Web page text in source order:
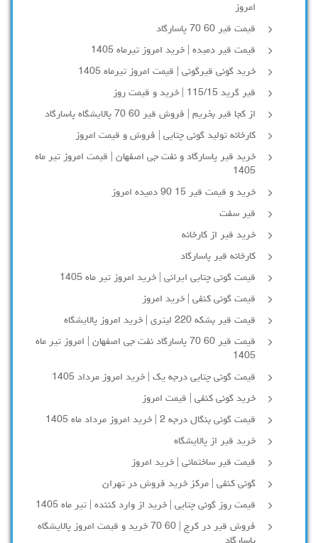
امروز
قیمت قیر 60 70 پاسارگاد
قیمت قیر دمیده | خرید امروز تیرماه 1405
خرید گونی قیرگونی | قیمت امروز تیرماه 1405
قیر گرید 115/15 | خرید و قیمت روز
از کجا قیر بخریم | فروش قیر 60 70 پالایشگاه پاسارگاد
کارخانه تولید گونی چتایی | فروش و قیمت امروز
خرید قیر پاسارگاد و نفت جی اصفهان | قیمت امروز تیر ماه
1405
خرید و قیمت قیر 15 90 دمیده امروز
قیر سفت
خرید قیر از کارخانه
کارخانه قیر پاسارگاد
قیمت گونی چتایی ایرانی | خرید امروز تیر ماه 1405
قیمت گونی کنفی | خرید امروز
قیمت قیر بشکه 220 لیتری | خرید امروز پالایشگاه
قیمت قیر 60 70 پاسارگاد نفت جی اصفهان | امروز تیر ماه
1405
قیمت گونی چتایی درجه یک | خرید امروز مرداد 1405
خرید گونی کنفی | قیمت امروز
قیمت گونی بنگال درجه 2 | خرید امروز مرداد ماه 1405
خرید قیر از پالایشگاه
قیمت قیر ساختمانی | خرید امروز
گونی کنفی | مرکز خرید فروش در تهران
قیمت روز گونی چتایی | خرید از وارد کننده | تیر ماه 1405
فروش قیر در کرج | 60 70 خرید و قیمت امروز پالایشگاه
پاسارگاد